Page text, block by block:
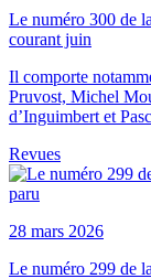
Le numéro 300 de
courant juin
Il comporte
Pruvost, Michel
d’Inguimbert et
Revues
28 mars 2026
Le numéro 299 de